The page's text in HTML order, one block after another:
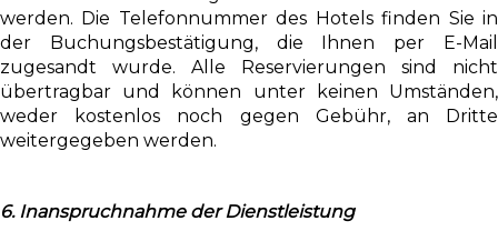
werden. Die Telefonnummer des Hotels finden Sie in
der Buchungsbestätigung, die Ihnen per E-Mail
zugesandt wurde. Alle Reservierungen sind nicht
übertragbar und können unter keinen Umständen,
weder kostenlos noch gegen Gebühr, an Dritte
weitergegeben werden.
6. Inanspruchnahme der Dienstleistung